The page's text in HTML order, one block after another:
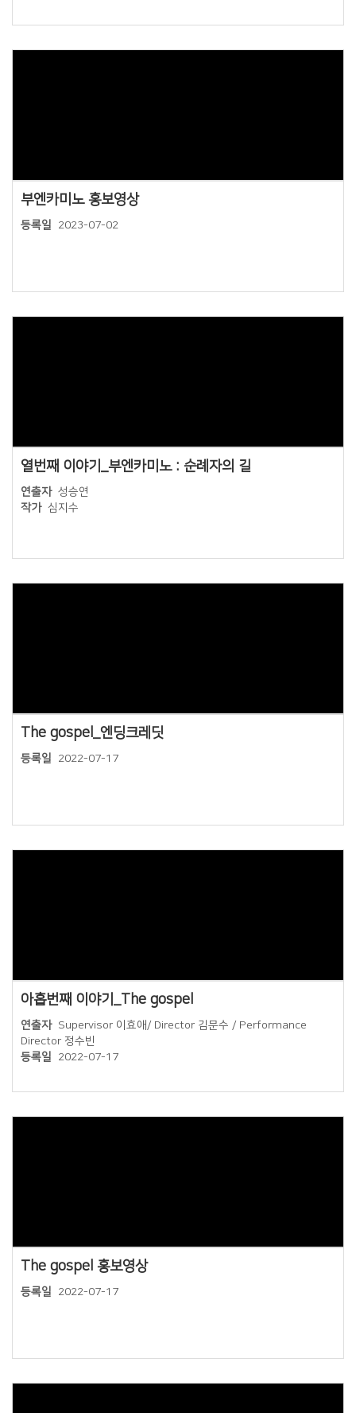
부엔카미노 홍보영상
등록일 2023-07-02
열번째 이야기_부엔카미노 : 순례자의 길
연출자 성승연
작가 심지수
The gospel_엔딩크레딧
등록일 2022-07-17
아홉번째 이야기_The gospel
연출자 Supervisor 이효애/ Director 김문수 / Performance
Director 정수빈
등록일
2022-07-17
The gospel 홍보영상
등록일 2022-07-17